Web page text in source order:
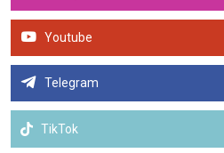
Youtube
Telegram
TikTok